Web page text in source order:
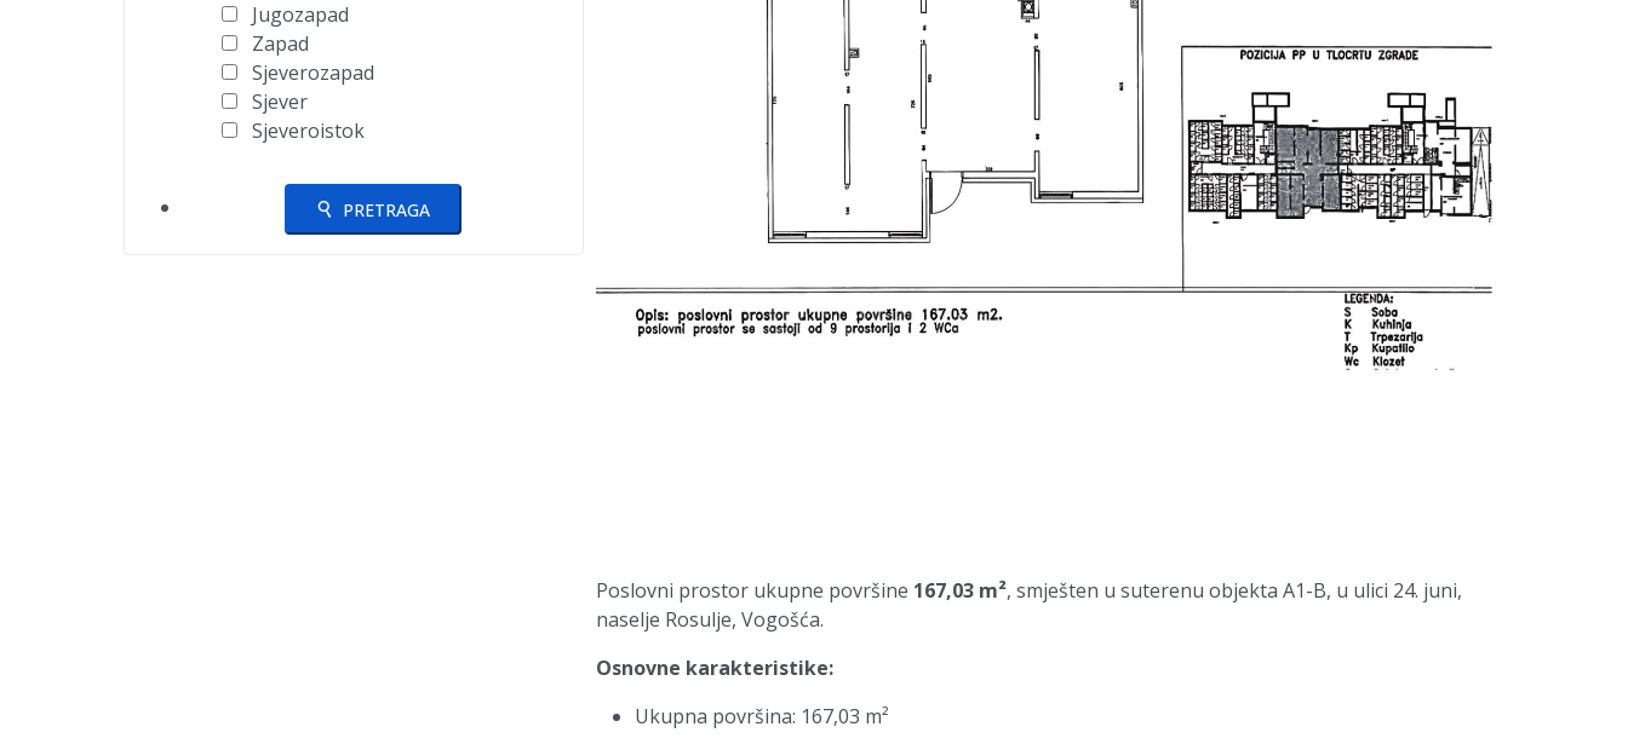
Poslovni prostor ukupne površine 167,03 m², smješten u suterenu objekta A1-B, u ulici 24. juni,
naselje Rosulje, Vogošća.
Osnovne karakteristike:
Ukupna površina: 167,03 m²
Jugozapad
Zapad
Sjeverozapad
Sjever
Sjeveroistok
PRETRAGA